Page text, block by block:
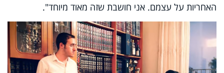
האחריות על עצמם. אני חושבת שזה מאוד מיוחד".